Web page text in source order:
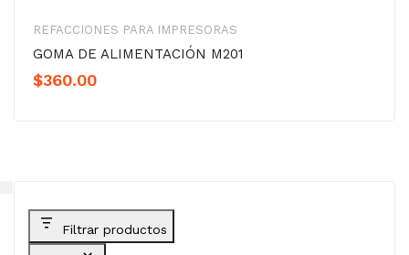
REFACCIONES PARA IMPRESORAS
GOMA DE ALIMENTACIÓN M201
$360.00
Filtrar productos